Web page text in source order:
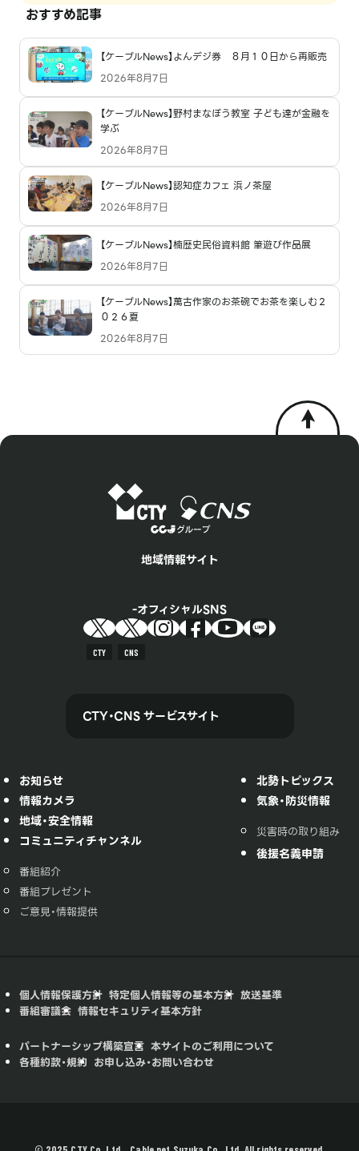
おすすめ記事
【ケーブルNews】よんデジ券 ８月１０日から再販売
2026年8月7日
【ケーブルNews】野村まなぼう教室 子ども達が金融を
学ぶ
2026年8月7日
【ケーブルNews】認知症カフェ 浜ノ茶屋
2026年8月7日
【ケーブルNews】楠歴史民俗資料館 筆遊び作品展
2026年8月7日
【ケーブルNews】萬古作家のお茶碗でお茶を楽しむ２
０２６夏
2026年8月7日
地域情報サイト
オフィシャルSNS
CTY CNS
CTY・CNS サービスサイト
お知らせ
情報カメラ
地域・安全情報
コミュニティチャンネル
番組紹介
番組プレゼント
ご意見・情報提供
北勢トピックス
気象・防災情報
災害時の取り組み
後援名義申請
個人情報保護方針 特定個人情報等の基本方針 放送基準
番組審議会 情報セキュリティ基本方針
パートナーシップ構築宣言 本サイトのご利用について
各種約款・規約 お申し込み・お問い合わせ